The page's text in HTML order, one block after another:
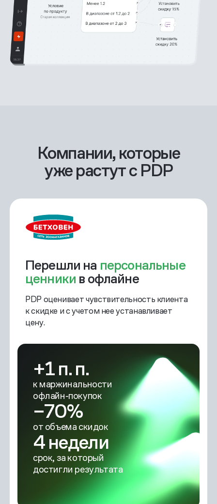
Компании, которые
уже растут с PDP
Перешли на персональные
ценники в офлайне
PDP оценивает чувствительность клиента
к скидке и с учетом нее устанавливает
цену.
+1 п. п.
к маржинальности
офлайн‑покупок
−70%
от объема скидок
4 недели
срок, за который
достигли результата